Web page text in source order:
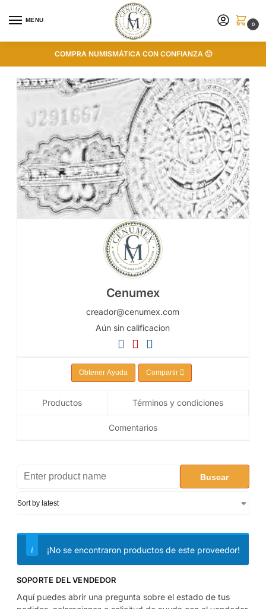
MENU
0
COMPRA NUMISMÁTICA CON CONFIANZA 🙂
SOPORTE DEL VENDEDOR
Aquí puedes abrir una pregunta sobre el estado de tus
Cenumex
creador@cenumex.com
Aún sin calificacion
Compartir
Obtener Ayuda
Productos Términos y condiciones
Comentarios
¡No se encontraron productos de este proveedor!